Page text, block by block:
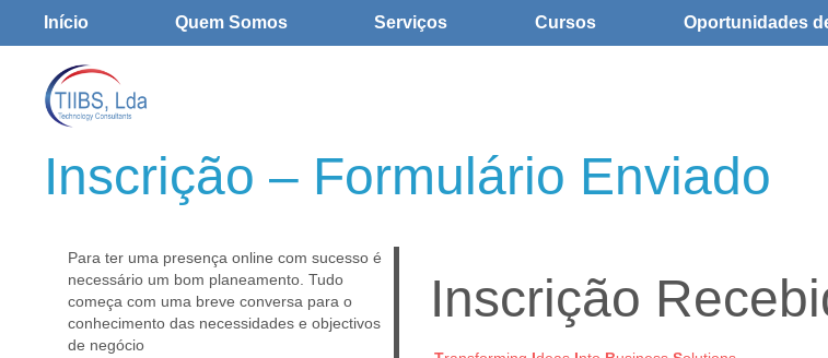
Início Quem Somos Serviços Cursos Oportunidades
Inscrição – Formulário Enviado
Para ter uma presença online com sucesso é
necessário um bom planeamento. Tudo
começa com uma breve conversa para o
conhecimento das necessidades e objectivos
de negócio
Inscrição